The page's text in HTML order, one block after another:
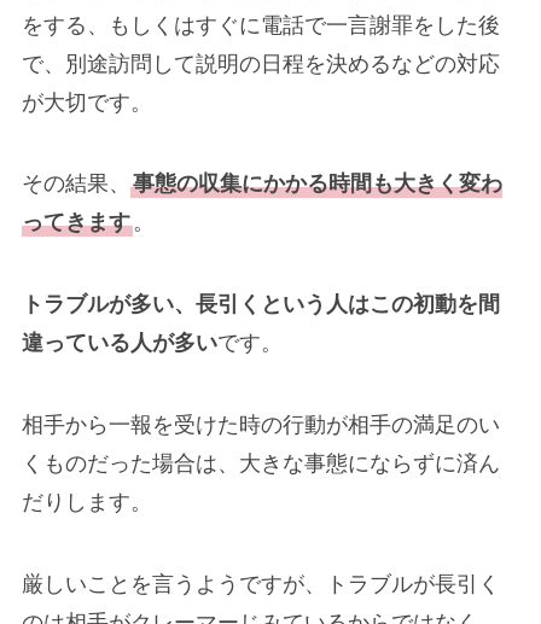
をする、もしくはすぐに電話で一言謝罪をした後
で、別途訪問して説明の日程を決めるなどの対応
が大切です。
その結果、 事態の収集にかかる時間も大きく変わ
ってきます。
トラブルが多い、長引くという人はこの初動を間
違っている人が多いです。
相手から一報を受けた時の行動が相手の満足のい
くものだった場合は、大きな事態にならずに済ん
だりします。
厳しいことを言うようですが、トラブルが長引く